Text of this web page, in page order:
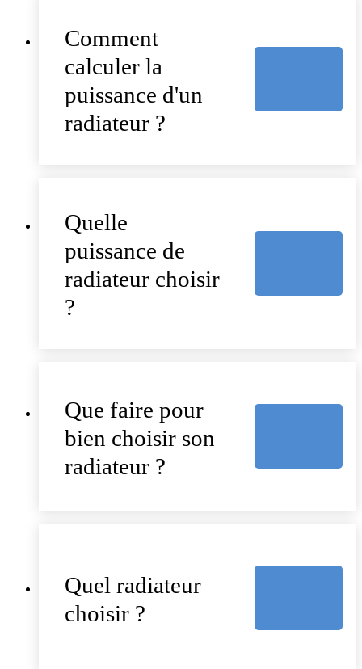
Comment
calculer la
puissance d'un
radiateur ?
Quelle
puissance de
radiateur choisir
?
Que faire pour
bien choisir son
radiateur ?
Quel radiateur
choisir ?